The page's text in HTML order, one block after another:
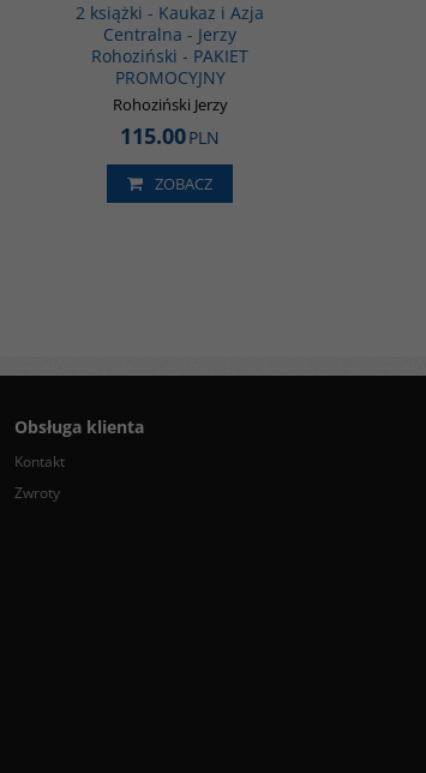
2 książki - Kaukaz i Azja
Centralna - Jerzy
Rohoziński - PAKIET
PROMOCYJNY
Rohoziński Jerzy
115.00PLN
ZOBACZ
Obsługa klienta
Kontakt
Zwroty